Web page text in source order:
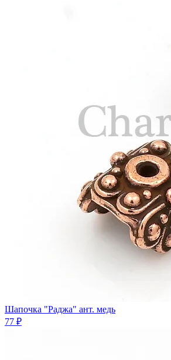
Шапочка "Раджа" ант. медь
77 ₽